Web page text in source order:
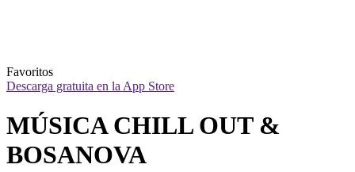
Favoritos
Descarga gratuita en la App Store
MÚSICA CHILL OUT &
BOSANOVA